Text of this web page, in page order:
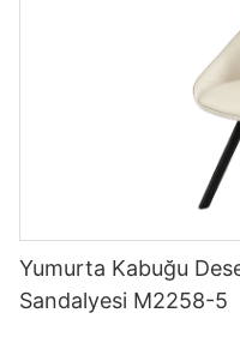
Yumurta Kabuğu
Sandalyesi M2258-5